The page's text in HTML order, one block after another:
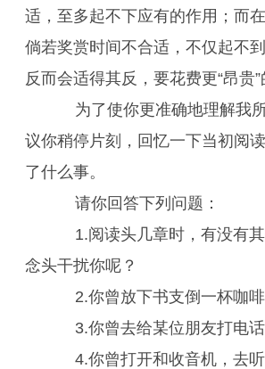
适，至多起不下应有的作用；而
倘若奖赏时间不合适，不仅起不
反而会适得其反，要花费更“昂贵”
为了使你更准确地理解我所
议你稍停片刻，回忆一下当初阅
了什么事。
请你回答下列问题：
1.阅读头几章时，有没有其
念头干扰你呢？
2.你曾放下书支倒一杯咖啡
3.你曾去给某位朋友打电话
4.你曾打开和收音机，去听